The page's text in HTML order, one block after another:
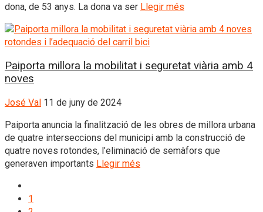
dona, de 53 anys. La dona va ser Llegir més
Paiporta millora la mobilitat i seguretat viària amb 4
noves
José Val 11 de juny de 2024
Paiporta anuncia la finalització de les obres de millora urbana
de quatre interseccions del municipi amb la construcció de
quatre noves rotondes, l’eliminació de semàfors que
generaven importants Llegir més
1